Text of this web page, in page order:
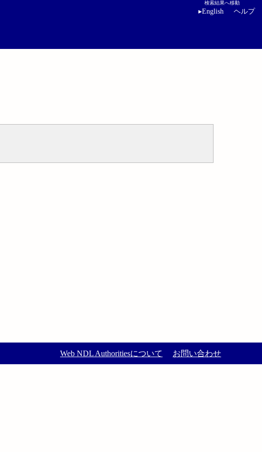
検索結果へ移動
▸English ヘルプ
Web NDL Authoritiesについて お問い合わせ